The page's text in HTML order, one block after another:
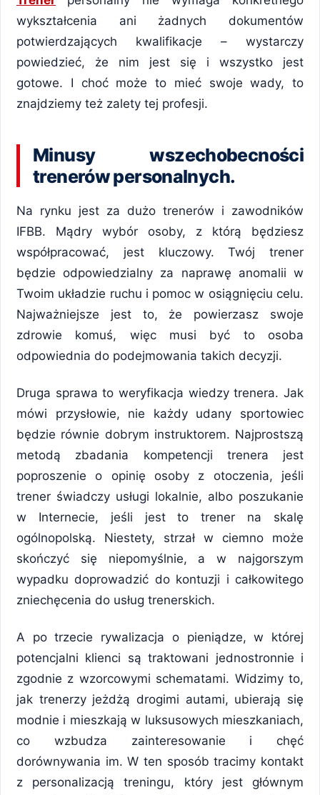
wykształcenia ani żadnych dokumentów
potwierdzających kwalifikacje – wystarczy
powiedzieć, że nim jest się i wszystko jest
gotowe. I choć może to mieć swoje wady, to
znajdziemy też zalety tej profesji.
Minusy wszechobecności
trenerów personalnych.
Na rynku jest za dużo trenerów i zawodników
IFBB. Mądry wybór osoby, z którą będziesz
współpracować, jest kluczowy. Twój trener
będzie odpowiedzialny za naprawę anomalii w
Twoim układzie ruchu i pomoc w osiągnięciu celu.
Najważniejsze jest to, że powierzasz swoje
zdrowie komuś, więc musi być to osoba
odpowiednia do podejmowania takich decyzji.
Druga sprawa to weryfikacja wiedzy trenera. Jak
mówi przysłowie, nie każdy udany sportowiec
będzie równie dobrym instruktorem. Najprostszą
metodą zbadania kompetencji trenera jest
poproszenie o opinię osoby z otoczenia, jeśli
trener świadczy usługi lokalnie, albo poszukanie
w Internecie, jeśli jest to trener na skalę
ogólnopolską. Niestety, strzał w ciemno może
skończyć się niepomyślnie, a w najgorszym
wypadku doprowadzić do kontuzji i całkowitego
zniechęcenia do usług trenerskich.
A po trzecie rywalizacja o pieniądze, w której
potencjalni klienci są traktowani jednostronnie i
zgodnie z wzorcowymi schematami. Widzimy to,
jak trenerzy jeżdżą drogimi autami, ubierają się
modnie i mieszkają w luksusowych mieszkaniach,
co wzbudza zainteresowanie i chęć
dorównywania im. W ten sposób tracimy kontakt
z personalizacją treningu, który jest głównym